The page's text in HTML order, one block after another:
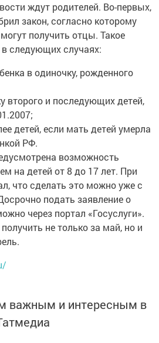
ждут родителей. Во-первых,
закон, согласно которому
получить отцы. Такое
следующих случаях:
в одиночку, рожденного
второго и последующих детей,
детей, если мать детей умерла
РФ.
возможность
на детей от 8 до 17 лет. При
что сделать это можно уже с
подать заявление о
через портал «Госуслуги».
не только за май, но и
важным и интересным в